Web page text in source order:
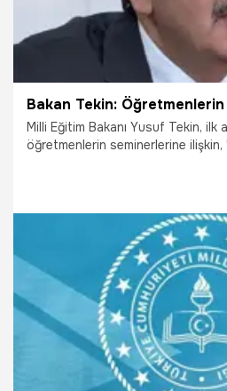
Milli Eğitim Bakanı Yusuf Tekin,
öğretmenlerin seminerlerine
düşüneceğiz arkadaşlar. Büyük
online'a çevirmiş olacağız" dedi.
25.10.2024 Gündem